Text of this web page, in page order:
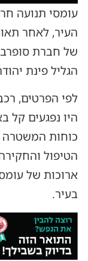
עומסי תנועה
העיר, לאחר
של חברת
הגליל פינת
לפי הפרטים,
היו נפגעים קל
כוחות המשטרה
הטיפול
ארוכות של
בעיר.